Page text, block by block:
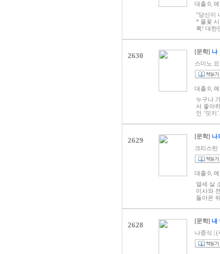
대출:0,
“당신이
* 풀꽃
록! 대한
지 남겨
만든 나
치는 마
상… 특별
시를 손
인생을
참 좋다.
가장 고
을 포근
있다. 꼭
쓰면 된
피와 추
를 잊은
번에도
받고 있
아줄 것
시인과
람 ‘나
인생의
같다. 시
으로 만
삶을 더
시기 바
2630 [문학] 나
스미노
대출:0,
누구나
서 좋아
인 ‘밋키
는 안타
2629 [문학] 나
크리스틴
대출:0,
열세 살
이사와
돌아온
자신과
이 이루
터의 땅
라와 레
하고 아
2628 [문학] 내
나중식 | (